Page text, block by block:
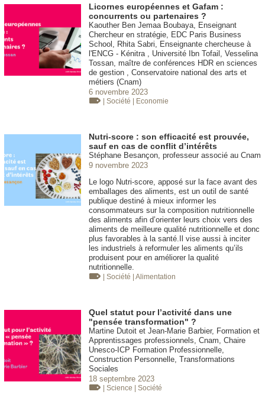
Licornes européennes et Gafam :
concurrents ou partenaires ?
Kaouther Ben Jemaa Boubaya, Enseignant
Chercheur en stratégie, EDC Paris Business
School, Rhita Sabri, Enseignante chercheuse à
l'ENCG - Kénitra , Université Ibn Tofail, Vesselina
Tossan, maître de conférences HDR en sciences
de gestion , Conservatoire national des arts et
métiers (Cnam)
6 novembre 2023
| Société | Economie
Nutri-score : son efficacité est prouvée,
sauf en cas de conflit d’intérêts
Stéphane Besançon, professeur associé au Cnam
9 novembre 2023
Le logo Nutri-score, apposé sur la face avant des
emballages des aliments, est un outil de santé
publique destiné à mieux informer les
consommateurs sur la composition nutritionnelle
des aliments afin d’orienter leurs choix vers des
aliments de meilleure qualité nutritionnelle et donc
plus favorables à la santé.Il vise aussi à inciter
les industriels à reformuler les aliments qu’ils
produisent pour en améliorer la qualité
nutritionnelle.
| Société | Alimentation
Quel statut pour l’activité dans une
"pensée transformation" ?
Martine Dutoit et Jean-Marie Barbier, Formation et
Apprentissages professionnels, Cnam, Chaire
Unesco-ICP Formation Professionnelle,
Construction Personnelle, Transformations
Sociales
18 septembre 2023
| Science | Société